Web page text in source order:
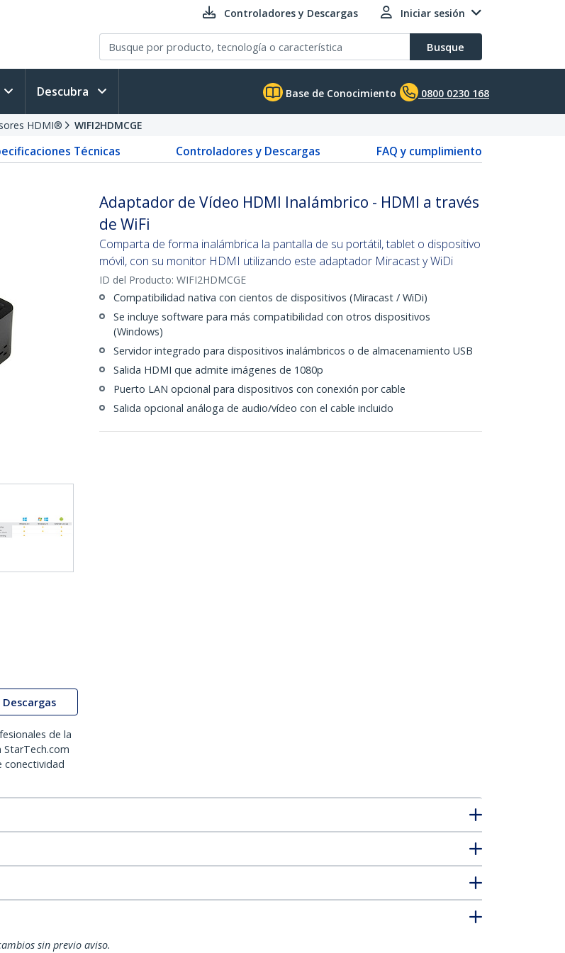
Controladores y Descargas Iniciar sesión
Busque
Descubra Base de Conocimiento 0800 0230 168
HDMI® WIFI2HDMCGE
Técnicas Controladores y Descargas
FAQ y cumplimiento
de la
conectividad
Adaptador de Vídeo HDMI Inalámbrico - HDMI a través
de WiFi
Comparta de forma inalámbrica la pantalla de su portátil, tablet o dispositivo
móvil, con su monitor HDMI utilizando este adaptador Miracast y WiDi
ID del Producto: WIFI2HDMCGE
Compatibilidad nativa con cientos de dispositivos (Miracast / WiDi)
Se incluye software para más compatibilidad con otros dispositivos
(Windows)
Servidor integrado para dispositivos inalámbricos o de almacenamiento USB
Salida HDMI que admite imágenes de 1080p
Puerto LAN opcional para dispositivos con conexión por cable
Salida opcional análoga de audio/vídeo con el cable incluido
sin previo aviso.